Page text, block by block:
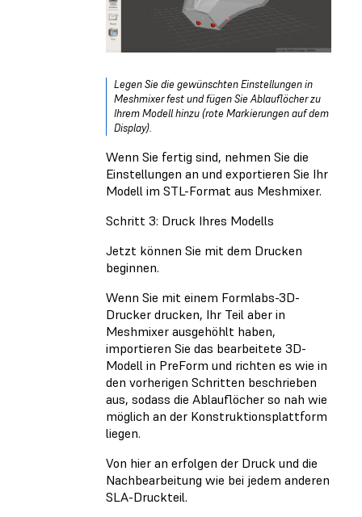
Legen Sie die gewünschten Einstellungen in
Meshmixer fest und fügen Sie Ablauflöcher zu
Ihrem Modell hinzu (rote Markierungen auf dem
Display).
Wenn Sie fertig sind, nehmen Sie die
Einstellungen an und exportieren Sie Ihr
Modell im STL-Format aus Meshmixer.
Schritt 3: Druck Ihres Modells
Jetzt können Sie mit dem Drucken
beginnen.
Wenn Sie mit einem Formlabs-3D-
Drucker drucken, Ihr Teil aber in
Meshmixer ausgehöhlt haben,
importieren Sie das bearbeitete 3D-
Modell in PreForm und richten es wie in
den vorherigen Schritten beschrieben
aus, sodass die Ablauflöcher so nah wie
möglich an der Konstruktionsplattform
liegen.
Von hier an erfolgen der Druck und die
Nachbearbeitung wie bei jedem anderen
SLA-Druckteil.